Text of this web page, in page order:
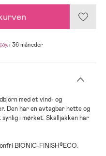
i 36 måneder
med et vind- og
Den har en avtagbar hette og
i mørket. Skalljakken har
BIONIC-FINISH®ECO.